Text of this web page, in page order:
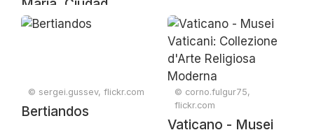
María. Ciudad
Rodrigo.
© sergei.gussev, flickr.com
Bertiandos
© corno.fulgur75,
flickr.com
Vaticano - Musei